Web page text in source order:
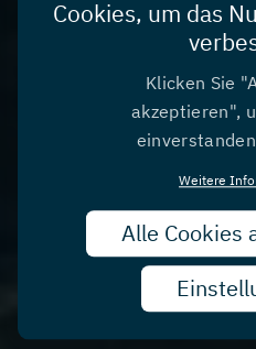
und überall
→ Suche
Favoriten.
Die schönsten und
österreichischen
Modelle verfügbar.
die Fundstellen und die
Cookies, um das
Klicken Sie
akzeptieren",
Weitere
Alle Cookies